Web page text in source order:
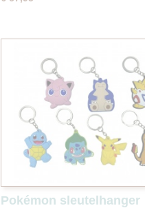
Pokémon sleutelhanger